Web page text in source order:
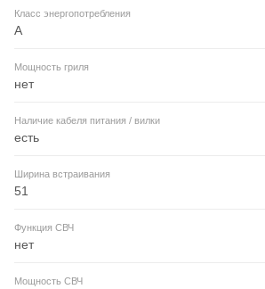
Класс энергопотребления
A
Мощность гриля
нет
Наличие кабеля питания / вилки
есть
Ширина встраивания
51
Функция СВЧ
нет
Мощность СВЧ